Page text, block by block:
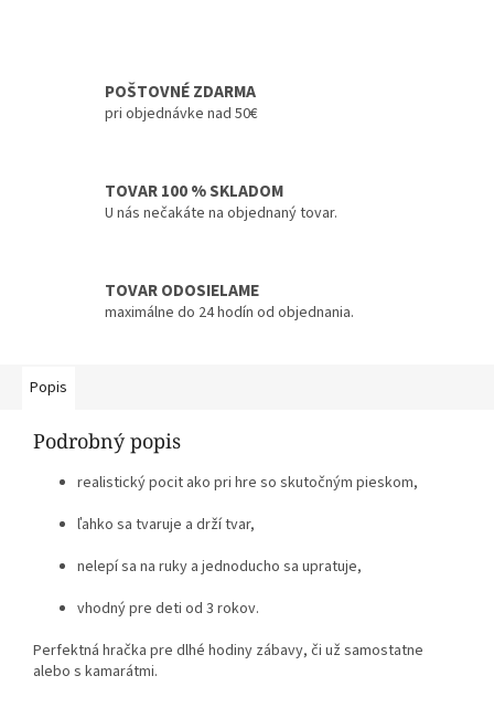
POŠTOVNÉ ZDARMA
pri objednávke nad 50€
TOVAR 100 % SKLADOM
U nás nečakáte na objednaný tovar.
TOVAR ODOSIELAME
maximálne do 24 hodín od objednania.
Popis
Podrobný popis
realistický pocit ako pri hre so skutočným pieskom,
ľahko sa tvaruje a drží tvar,
nelepí sa na ruky a jednoducho sa upratuje,
vhodný pre deti od 3 rokov.
Perfektná hračka pre dlhé hodiny zábavy, či už samostatne
alebo s kamarátmi.